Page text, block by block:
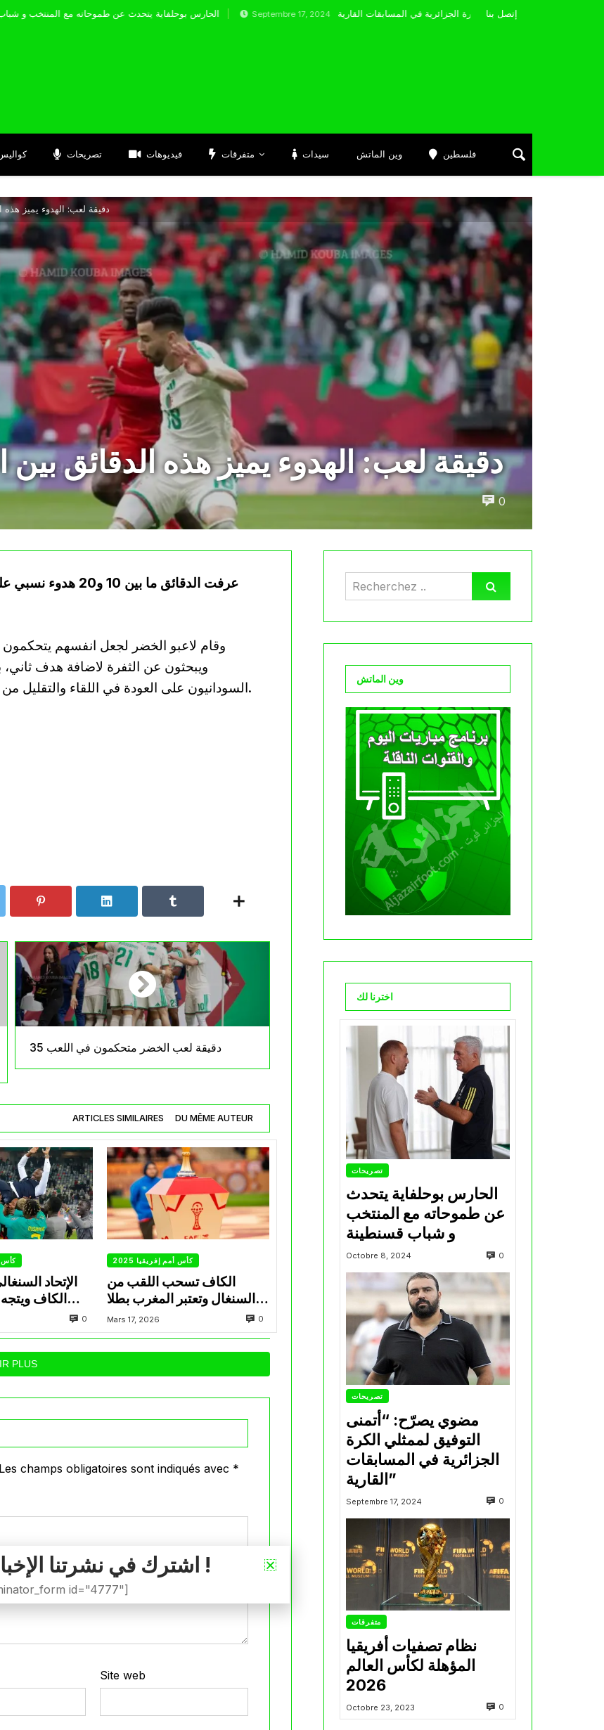
الحارس بوحلفاية يتحدث عن طموحاته مع Septembre 17, 2024 إتصل بنا
تصريحات فيديوهات متفرقات سيدات وين الماتش فلسطين
20 دقيقة لعب: الهدوء يميز
20 دقيقة لعب: الهدوء يميز هذه الدقائق
0
عرفت الدقائق ما
وقام لاعبو الخضر لجعل انفسهم
ويبحثون عن الثفرة لاضافة هدف ثاني،
السودانيون على العودة في اللقاء والتقليل من اخطاءهم.
35 دقيقة لعب الخضر متحكمون في اللعب
ARTICLES SIMILAIRES DU MÊME AUTEUR
كأس
الإتحاد
الكاف
0
كأس أمم إفريقيا 2025
الكاف تسحب اللقب من
السنغال وتعتبر المغرب بطلا
Mars 17, 2026 0
PLUS
Les champs obligatoires sont indiqués avec *
Site web
وين الماتش
اخترنا لك
تصريحات
الحارس بوحلفاية يتحدث
عن طموحاته مع المنتخب
و شباب قسنطينة
Octobre 8, 2024 0
تصريحات
مضوي يصرّح: “أتمنى
التوفيق لممثلي الكرة
الجزائرية في المسابقات
القارية”
Septembre 17, 2024 0
متفرقات
نظام تصفيات أفريقيا
المؤهلة لكأس العالم
2026
Octobre 23, 2023 0
اشترك في نشرتنا الإخبارية !
id="4777"]